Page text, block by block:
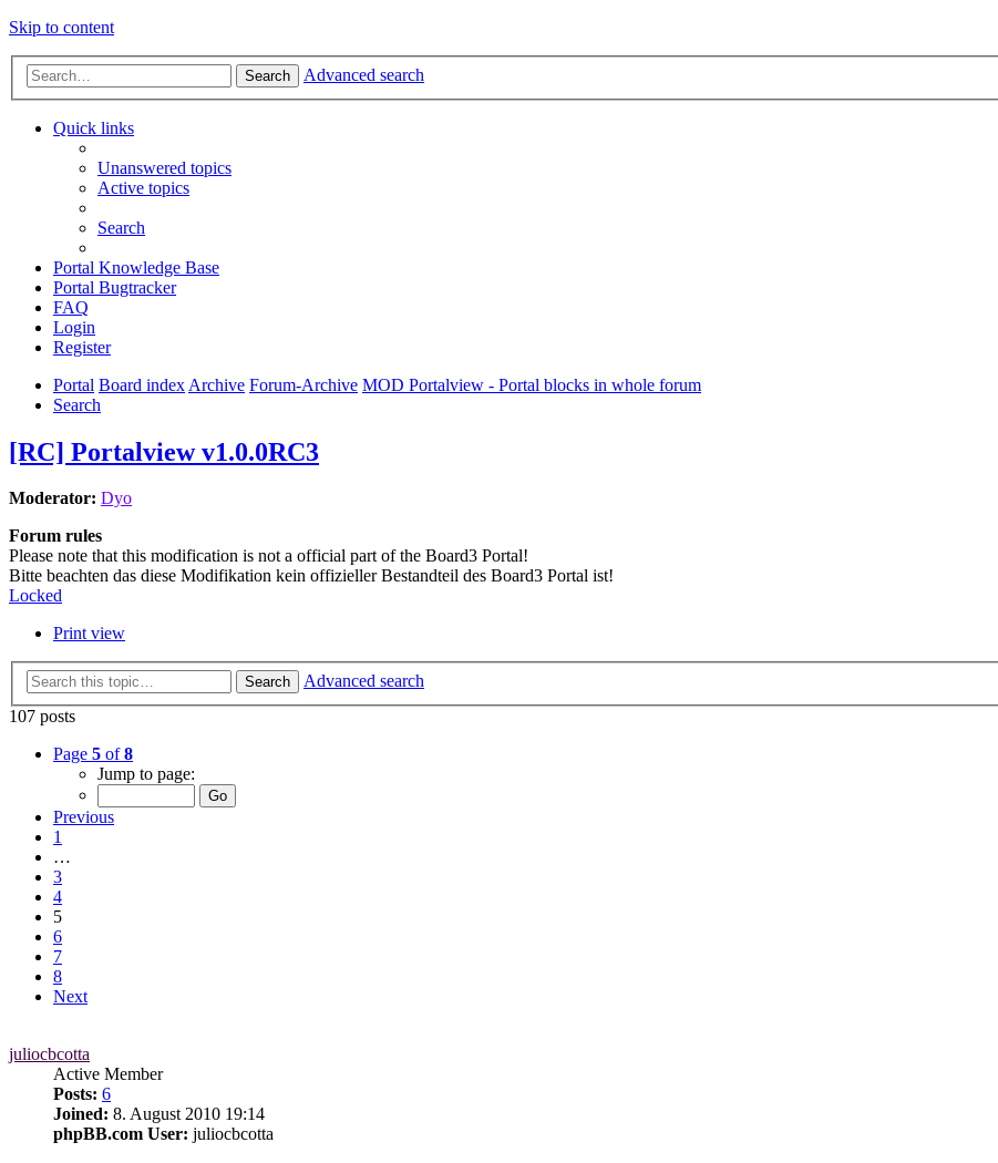
Skip to content
Search Advanced search
Quick links
Unanswered topics
Active topics
Search
Portal Knowledge Base
Portal Bugtracker
FAQ
Login
Register
Portal Board index Archive Forum-Archive MOD Portalview - Portal blocks in whole forum
Search
[RC] Portalview v1.0.0RC3
Moderator: Dyo
Forum rules
Please note that this modification is not a official part of the Board3 Portal!
Bitte beachten das diese Modifikation kein offizieller Bestandteil des Board3 Portal ist!
Locked
Print view
Search
Advanced search
107 posts
Page 5 of8
Jump to page:
Previous
1
…
3
4
5
6
7
8
Next
juliocbcotta
Active Member
Posts: 6
Joined: 8. August 2010 19:14
phpBB.com User: juliocbcotta